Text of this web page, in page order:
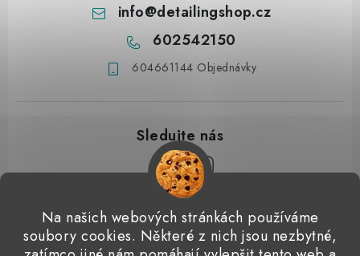
Na našich webových stránkách používáme
soubory cookies. Některé z nich jsou nezbytné,
info@detailingshop.cz
602542150
604661144 Objednávky
Přijímáme online platby